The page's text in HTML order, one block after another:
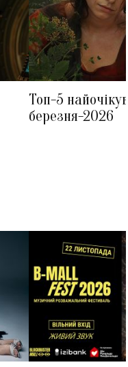
Топ-5
березня-2026